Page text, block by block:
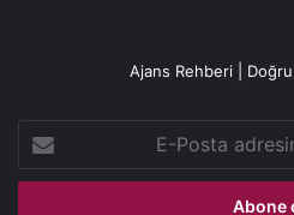
Ajans Rehberi |
Posta
adresinizi